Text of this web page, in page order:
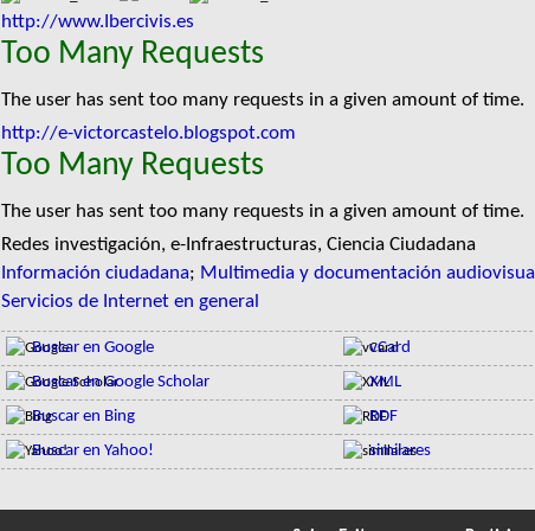
http://www.Ibercivis.es
Too Many Requests
The user has sent too many requests in a given amount of time.
http://e-victorcastelo.blogspot.com
Too Many Requests
The user has sent too many requests in a given amount of time.
Redes investigación, e-Infraestructuras, Ciencia Ciudadana
Información ciudadana; Multimedia y documentación audiovisual
Servicios de Internet en general
Buscar en Google
Buscar en Google Scholar
Buscar en Bing
Buscar en Yahoo!
vCard
XML
RDF
similares